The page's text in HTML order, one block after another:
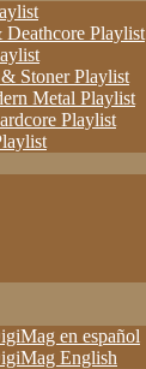
Playlist
Stoner Playlist
Metal Playlist
Playlist
en español
English